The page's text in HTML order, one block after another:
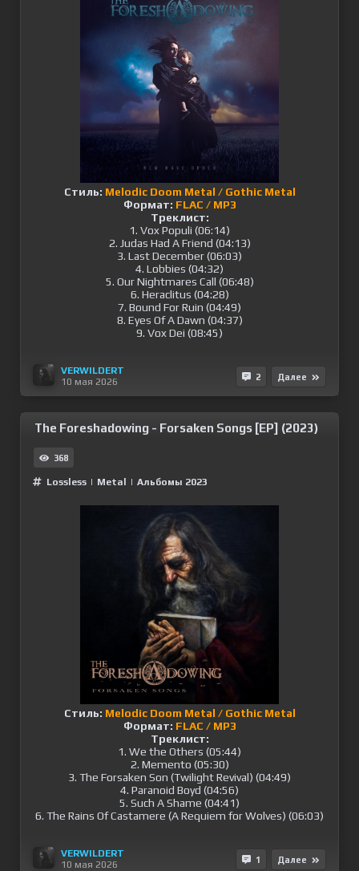
Стиль: Melodic Doom Metal / Gothic Metal
Формат: FLAC / MP3
Треклист:
1. Vox Populi (06:14)
2. Judas Had A Friend (04:13)
3. Last December (06:03)
4. Lobbies (04:32)
5. Our Nightmares Call (06:48)
6. Heraclitus (04:28)
7. Bound For Ruin (04:49)
8. Eyes Of A Dawn (04:37)
9. Vox Dei (08:45)
VERWILDERT
10 мая 2026
2 Далее
The Foreshadowing - Forsaken Songs [EP] (2023)
368
Lossless | Metal | Альбомы 2023
Стиль: Melodic Doom Metal / Gothic Metal
Формат: FLAC / MP3
Треклист:
1. We the Others (05:44)
2. Memento (05:30)
3. The Forsaken Son (Twilight Revival) (04:49)
4. Paranoid Boyd (04:56)
5. Such A Shame (04:41)
6. The Rains Of Castamere (A Requiem for Wolves) (06:03)
VERWILDERT
10 мая 2026
1 Далее